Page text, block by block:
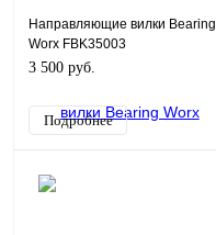
Направляющие вилки Bearing
Worx FBK35003
3 500 руб.
Подробнее